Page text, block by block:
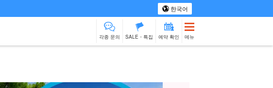
한국어
각종 문의 SALE・특집 예약 확인 메뉴